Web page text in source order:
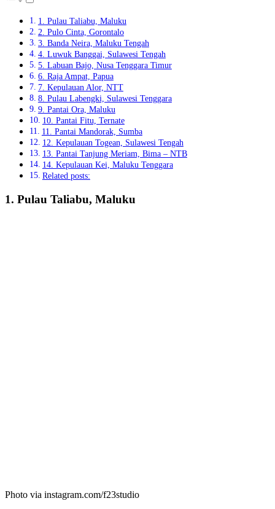
1. Pulau Taliabu, Maluku
2. Pulo Cinta, Gorontalo
3. Banda Neira, Maluku Tengah
4. Luwuk Banggai, Sulawesi Tengah
5. Labuan Bajo, Nusa Tenggara Timur
6. Raja Ampat, Papua
7. Kepulauan Alor, NTT
8. Pulau Labengki, Sulawesi Tenggara
9. Pantai Ora, Maluku
10. Pantai Fitu, Ternate
11. Pantai Mandorak, Sumba
12. Kepulauan Togean, Sulawesi Tengah
13. Pantai Tanjung Meriam, Bima – NTB
14. Kepulauan Kei, Maluku Tenggara
Related posts:
1. Pulau Taliabu, Maluku
Photo via instagram.com/f23studio